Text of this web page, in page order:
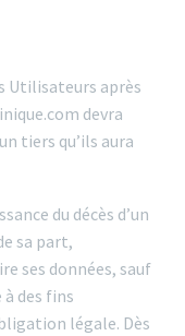
Utilisateurs après
devra
tiers qu’ils aura
du décès d’un
sa part,
ses données, sauf
des fins
légale. Dès